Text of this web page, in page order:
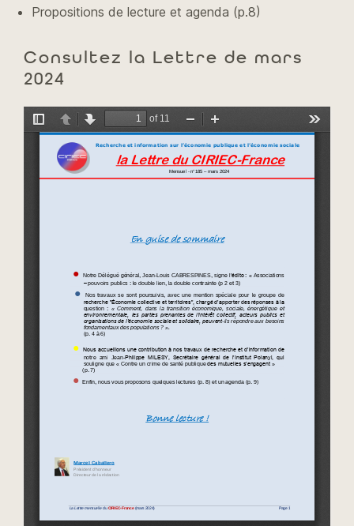
Propositions de lecture et agenda (p.8)
Consultez la Lettre de mars
2024